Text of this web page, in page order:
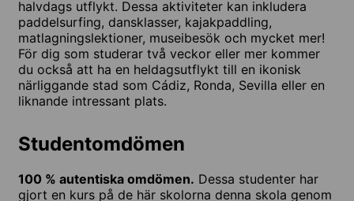
halvdags utflykt. Dessa aktiviteter kan inkludera
paddelsurfing, dansklasser, kajakpaddling,
matlagningslektioner, museibesök och mycket mer!
För dig som studerar två veckor eller mer kommer
du också att ha en heldagsutflykt till en ikonisk
närliggande stad som Cádiz, Ronda, Sevilla eller en
liknande intressant plats.
Studentomdömen
100 % autentiska omdömen. Dessa studenter har
gjort en kurs på de här skolorna denna skola genom